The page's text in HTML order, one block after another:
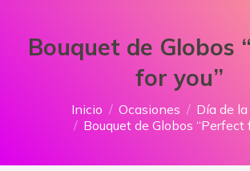
Bouquet de Globos
for you”
Estás aquí:
Inicio Ocasiones
Día de
Bouquet de Globos “Perfect